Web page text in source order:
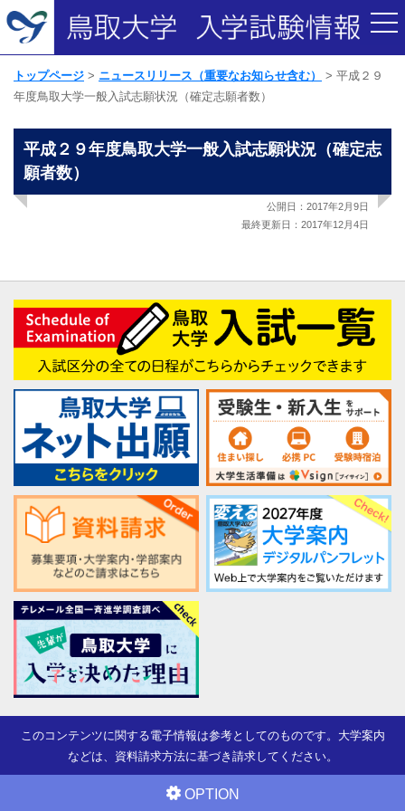
トップページ ニュースリリース（重要なお知らせ含む）
平成２９
年度鳥取大学一般入試志願状況（確定志願者数）
平成２９年度鳥取大学一般入試志願状況（確定志
願者数）
公開日：2017年2月9日
最終更新日：2017年12月4日
このコンテンツに関する電子情報は参考としてのものです。大学案内
などは、資料請求方法に基づき請求してください。
OPTION